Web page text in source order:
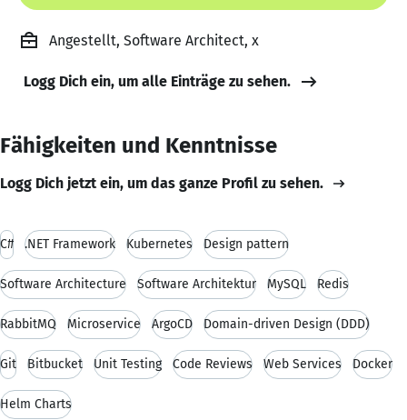
Angestellt, Software Architect, x
Logg Dich ein, um alle Einträge zu sehen.
Fähigkeiten und Kenntnisse
Logg Dich jetzt ein, um das ganze Profil zu sehen.
C# .NET Framework Kubernetes Design pattern
Software Architecture Software Architektur MySQL Redis
RabbitMQ Microservice ArgoCD Domain-driven Design (DDD)
Git Bitbucket Unit Testing Code Reviews Web Services Docker
Helm Charts